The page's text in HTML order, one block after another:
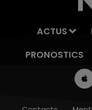
ACTUS
PRONOSTICS